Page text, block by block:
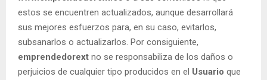
estos se encuentren actualizados, aunque desarrollará
sus mejores esfuerzos para, en su caso, evitarlos,
subsanarlos o actualizarlos. Por consiguiente,
emprendedorext no se responsabiliza de los daños o
perjuicios de cualquier tipo producidos en el Usuario que